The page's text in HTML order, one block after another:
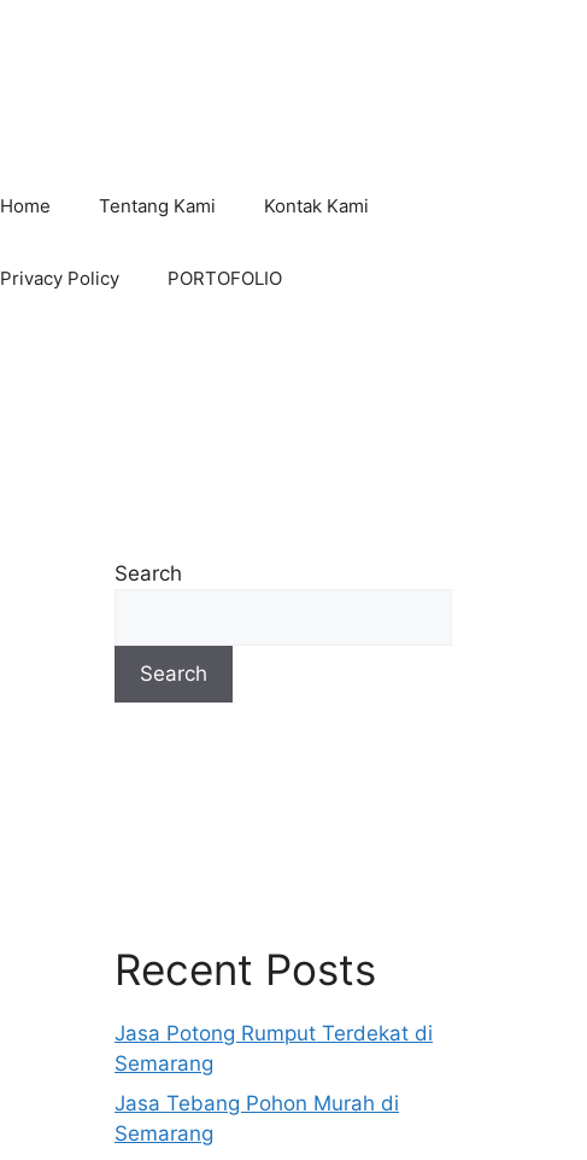
Home Tentang Kami Kontak Kami
Privacy Policy PORTOFOLIO
Search
Search
Recent Posts
Jasa Potong Rumput Terdekat di
Semarang
Jasa Tebang Pohon Murah di
Semarang